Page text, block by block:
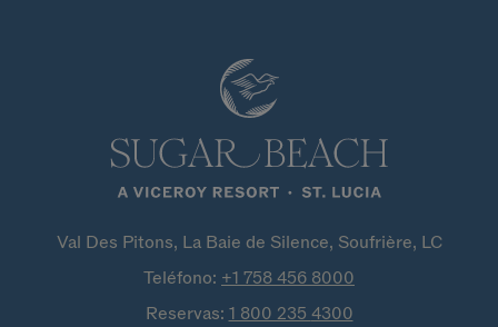
Val Des Pitons, La Baie de Silence, Soufrière, LC
Teléfono: +1 758 456 8000
Reservas: 1 800 235 4300